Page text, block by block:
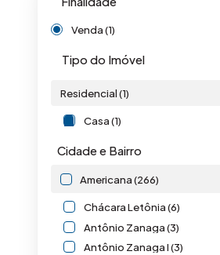
Venda (1)
Tipo do Imóvel
Residencial (1)
Casa (1)
Cidade e Bairro
Americana (266)
Chácara Letônia (6)
Antônio Zanaga (3)
Antônio Zanaga I (3)